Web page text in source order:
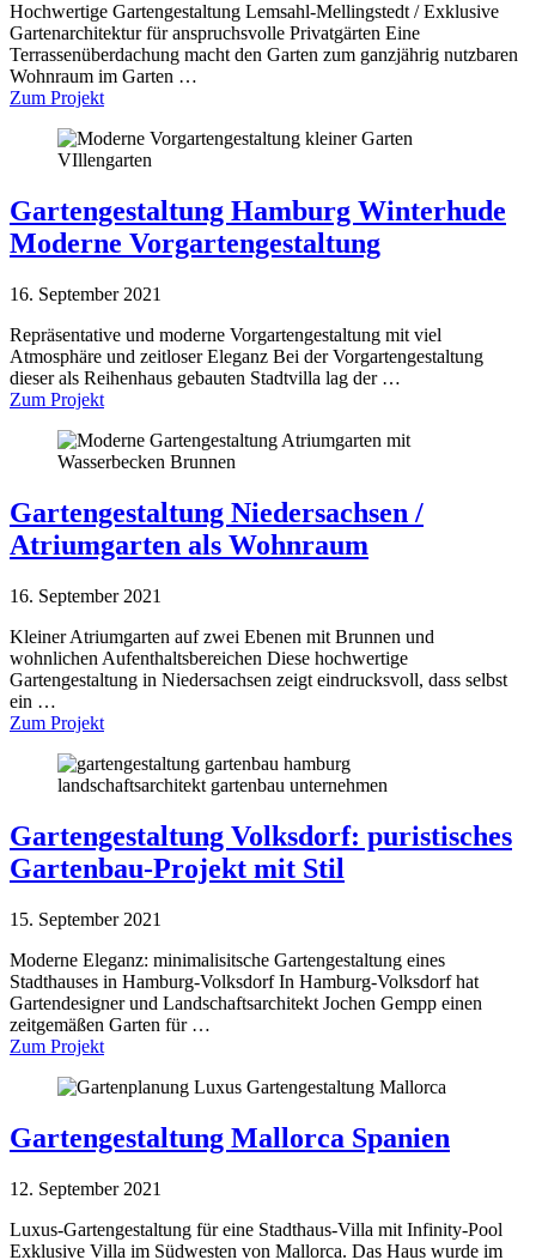
Hochwertige Gartengestaltung Lemsahl-Mellingstedt / Exklusive
Gartenarchitektur für anspruchsvolle Privatgärten Eine
Terrassenüberdachung macht den Garten zum ganzjährig nutzbaren
Wohnraum im Garten …
Zum Projekt
Gartengestaltung Hamburg Winterhude
Moderne Vorgartengestaltung
16. September 2021
Repräsentative und moderne Vorgartengestaltung mit viel
Atmosphäre und zeitloser Eleganz Bei der Vorgartengestaltung
dieser als Reihenhaus gebauten Stadtvilla lag der …
Zum Projekt
Gartengestaltung Niedersachsen /
Atriumgarten als Wohnraum
16. September 2021
Kleiner Atriumgarten auf zwei Ebenen mit Brunnen und
wohnlichen Aufenthaltsbereichen Diese hochwertige
Gartengestaltung in Niedersachsen zeigt eindrucksvoll, dass selbst
ein …
Zum Projekt
Gartengestaltung Volksdorf: puristisches
Gartenbau-Projekt mit Stil
15. September 2021
Moderne Eleganz: minimalisitsche Gartengestaltung eines
Stadthauses in Hamburg-Volksdorf In Hamburg-Volksdorf hat
Gartendesigner und Landschaftsarchitekt Jochen Gempp einen
zeitgemäßen Garten für …
Zum Projekt
Gartengestaltung Mallorca Spanien
12. September 2021
Luxus-Gartengestaltung für eine Stadthaus-Villa mit Infinity-Pool
Exklusive Villa im Südwesten von Mallorca. Das Haus wurde im